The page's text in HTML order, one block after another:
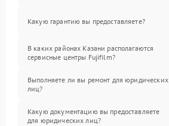
Какую гарантию вы предоставляете?
В каких районах Казани располагаются
сервисные центры Fujifilm?
Выполняете ли вы ремонт для юридических
лиц?
Какую документацию вы предоставляете
для юридических лиц?